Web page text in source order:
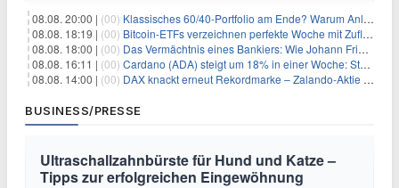
08.08. 20:00 | (00) Klassisches 60/40-Portfolio am Ende? Warum Anleger jetzt radikal umdenken müssen
08.08. 18:19 | (00) Bitcoin-ETFs verzeichnen perfekte Woche mit Zuflüssen auf 3-Monats-Hoch
08.08. 18:00 | (00) Das Vermächtnis eines Bankiers: Wie Johann Friedrich Städel sein Imperium unsterblich machte
08.08. 16:11 | (00) Cardano (ADA) steigt um 18% in einer Woche: Steht ein Kurs von $0,30 bevor?
08.08. 14:00 | (00) DAX knackt erneut Rekordmarke – Zalando-Aktie crasht nach Quartalszahlen
BUSINESS/PRESSE
Ultraschallzahnbürste für Hund und Katze –
Tipps zur erfolgreichen Eingewöhnung